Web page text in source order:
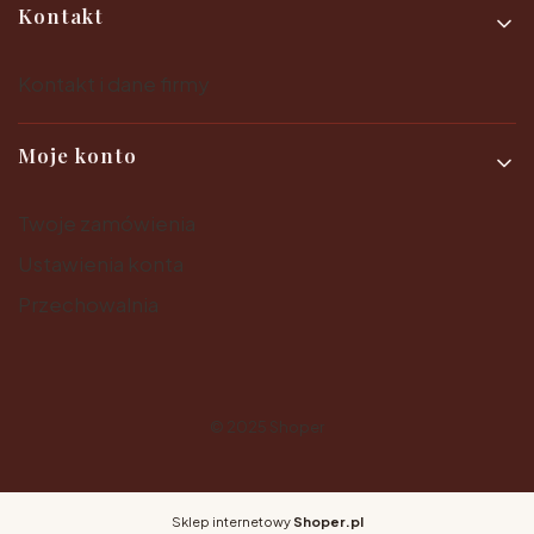
Kontakt
Moje konto
Sklep internetowy Shoper.pl